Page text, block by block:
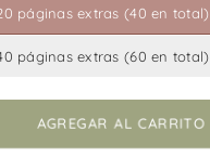
páginas extras (40 en total)
páginas extras (60 en total)
AGREGAR AL CARRITO